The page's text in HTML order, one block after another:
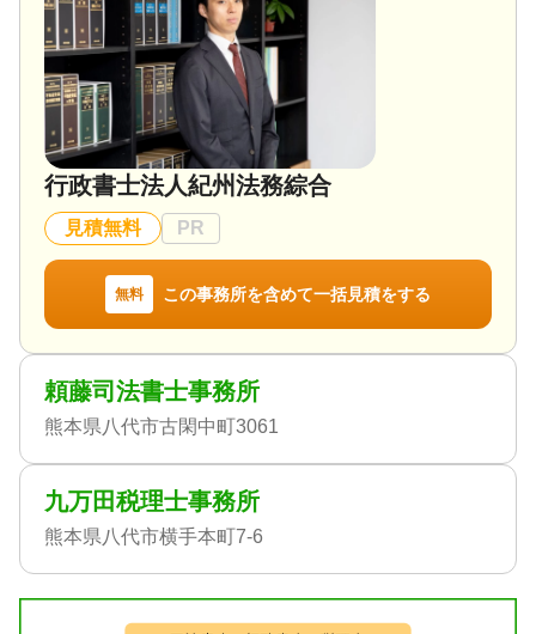
行政書士法人紀州法務綜合
見積無料 PR
無料 この事務所を含めて一括見積をする
頼藤司法書士事務所
熊本県八代市古閑中町3061
九万田税理士事務所
熊本県八代市横手本町7-6